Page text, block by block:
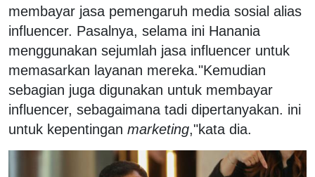
membayar jasa pemengaruh media sosial alias
influencer. Pasalnya, selama ini Hanania
menggunakan sejumlah jasa influencer untuk
memasarkan layanan mereka."Kemudian
sebagian juga digunakan untuk membayar
influencer, sebagaimana tadi dipertanyakan. ini
untuk kepentingan marketing,"kata dia.